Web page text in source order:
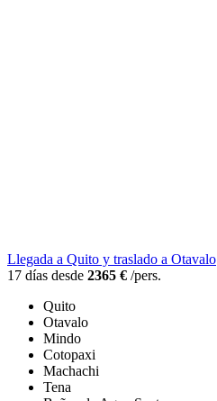
Llegada a Quito y traslado a Otavalo
17 días desde 2365 € /pers.
Quito
Otavalo
Mindo
Cotopaxi
Machachi
Tena